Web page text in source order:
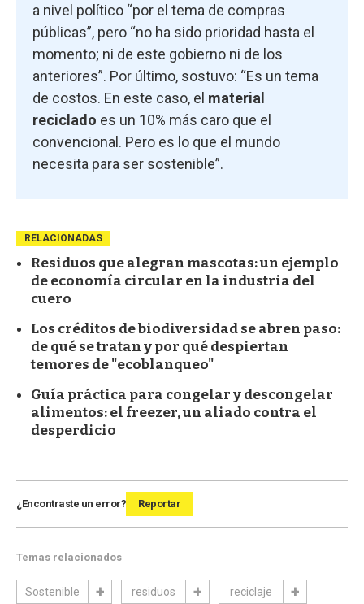
a nivel político “por el tema de compras
públicas”, pero “no ha sido prioridad hasta el
momento; ni de este gobierno ni de los
anteriores”. Por último, sostuvo: “Es un tema
de costos. En este caso, el material
reciclado es un 10% más caro que el
convencional. Pero es lo que el mundo
necesita para ser sostenible”.
RELACIONADAS
Residuos que alegran mascotas: un ejemplo
de economía circular en la industria del
cuero
Los créditos de biodiversidad se abren paso:
de qué se tratan y por qué despiertan
temores de "ecoblanqueo"
Guía práctica para congelar y descongelar
alimentos: el freezer, un aliado contra el
desperdicio
¿Encontraste un error? Reportar
Temas relacionados
Sostenible residuos reciclaje